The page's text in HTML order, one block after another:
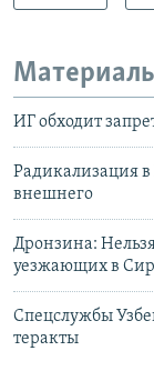
ИГ обходит
Радикализация
внешнего
Дронзина:
уезжающих в
Спецслужбы
теракты